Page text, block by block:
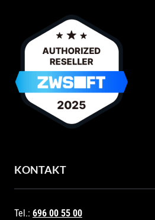
KONTAKT
Tel.: 696 00 55 00